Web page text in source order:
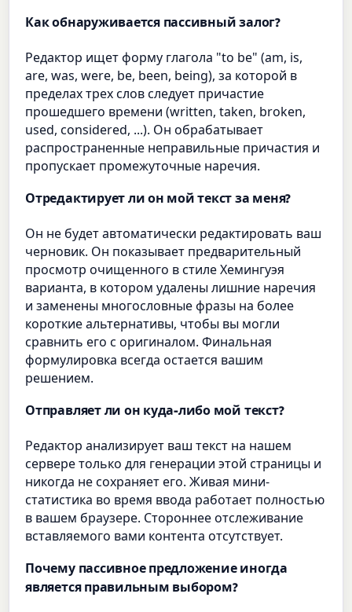
Как обнаруживается пассивный залог?
Редактор ищет форму глагола "to be" (am, is,
are, was, were, be, been, being), за которой в
пределах трех слов следует причастие
прошедшего времени (written, taken, broken,
used, considered, ...). Он обрабатывает
распространенные неправильные причастия и
пропускает промежуточные наречия.
Отредактирует ли он мой текст за меня?
Он не будет автоматически редактировать ваш
черновик. Он показывает предварительный
просмотр очищенного в стиле Хемингуэя
варианта, в котором удалены лишние наречия
и заменены многословные фразы на более
короткие альтернативы, чтобы вы могли
сравнить его с оригиналом. Финальная
формулировка всегда остается вашим
решением.
Отправляет ли он куда-либо мой текст?
Редактор анализирует ваш текст на нашем
сервере только для генерации этой страницы и
никогда не сохраняет его. Живая мини-
статистика во время ввода работает полностью
в вашем браузере. Стороннее отслеживание
вставляемого вами контента отсутствует.
Почему пассивное предложение иногда
является правильным выбором?